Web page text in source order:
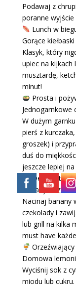
Podawaj z
poranne wyjście
Lunch w
Gorące
Klasyk, który
upiec na kijkach
musztardę,
minut!
Prosta i
Jednogarnkowe
W dużym
pierś z
groszek) i
duś do
jeszcze lepiej
Deser, który
Banany z
Nacinaj banany
czekolady i
lub grill na kilka
must have
Domowa
Wyciśnij sok z
miodu lub